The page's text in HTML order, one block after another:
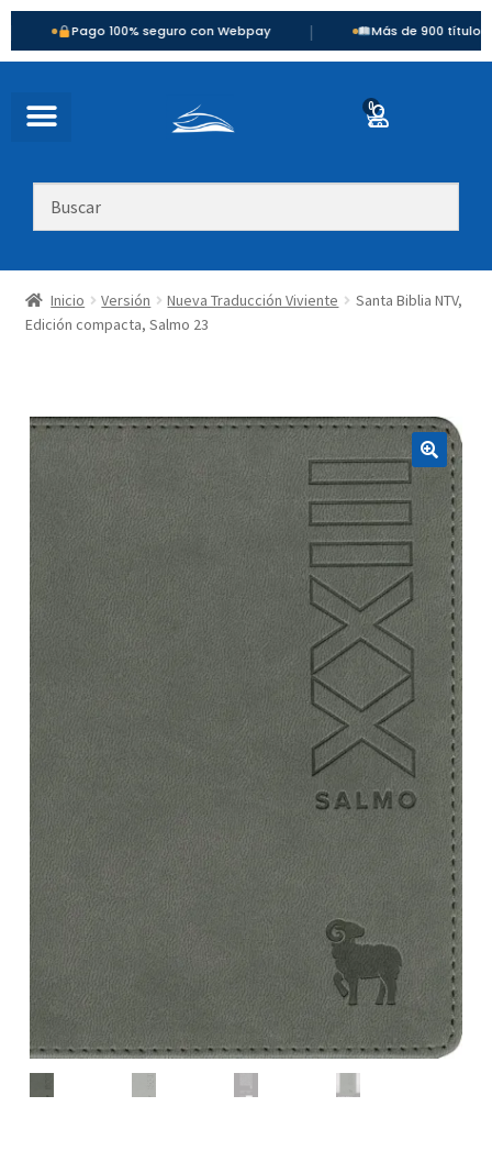
Pago 100% seguro con Webpay | Más de 900 títulos
0
Inicio Versión Nueva Traducción Viviente
Santa Biblia NTV,
Edición compacta, Salmo 23